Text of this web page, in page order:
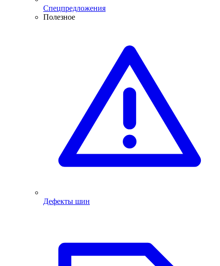
Спецпредложения
Полезное
Дефекты шин